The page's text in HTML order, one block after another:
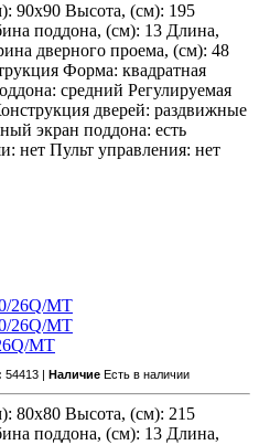
90x90 Высота, (см): 195
поддона, (см): 13 Длина,
дверного проема, (см): 48
Форма: квадратная
средний Регулируемая
дверей: раздвижные
экран поддона: есть
нет Пульт управления: нет
MT
54413 | Наличие Есть в наличии
80x80 Высота, (см): 215
поддона, (см): 13 Длина,